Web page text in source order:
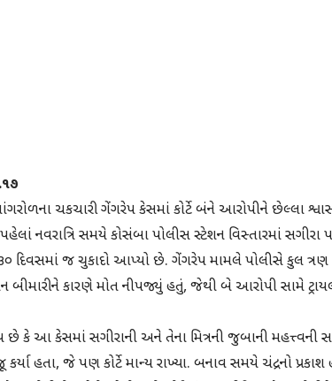
ચકચારી ગેંગરેપ કેસમાં કોર્ટે બંને આરોપીને છેલ્લા
નવરાત્રિ સમયે કોસંબા પોલીસ સ્ટેશન વિસ્તારમાં સગીરા
દિવસમાં જ ચુકાદો આપ્યો છે. ગેંગરેપ મામલે પોલીસે કુલ
બીમારીને કારણે મોત નીપજ્યું હતું, જેથી બે આરોપી સામે
છે કે આ કેસમાં સગીરાની અને તેના મિત્રની જુબાની મહત્ત્વની
હતા, જે પણ કોર્ટે માન્ય રાખ્યા. બનાવ સમયે ચંદ્રનો